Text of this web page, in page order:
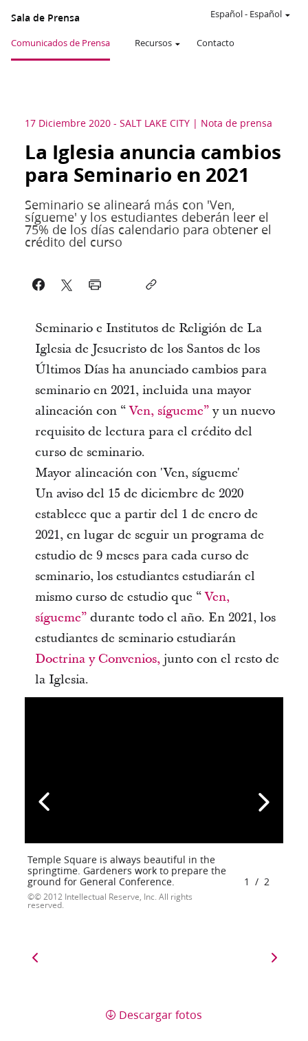
Sala de Prensa
Comunicados de Prensa Recursos Contacto
Español- Español
17 Diciembre 2020 - SALT LAKE CITY Nota de prensa
La Iglesia anuncia cambios
para Seminario en 2021
Seminario se alineará más con 'Ven,
sígueme' y los estudiantes deberán leer el
75% de los días calendario para obtener el
crédito del curso
Seminario e Institutos de Religión de La
Iglesia de Jesucristo de los Santos de los
Últimos Días ha anunciado cambios para
seminario en 2021, incluida una mayor
alineación con “Ven, sígueme”y un nuevo
requisito de lectura para el crédito del
curso de seminario.
Mayor alineación con 'Ven, sígueme'
Un aviso del 15 de diciembre de 2020
establece que a partir del 1 de enero de
2021, en lugar de seguir un programa de
estudio de 9 meses para cada curso de
seminario, los estudiantes estudiarán el
mismo curso de estudio que “Ven,
sígueme”durante todo el año. En 2021, los
estudiantes de seminario estudiarán
Doctrina y Convenios,junto con el resto de
la Iglesia.
Temple Square is always beautiful in the
springtime. Gardeners work to prepare the
ground for General Conference.
© 2012 Intellectual Reserve, Inc. All rights
reserved.
1 / 2
Descargar fotos